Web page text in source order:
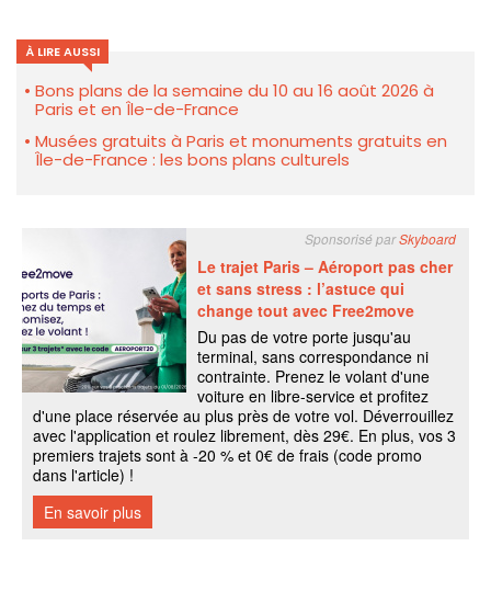
À LIRE AUSSI
Bons plans de la semaine du 10 au 16 août 2026 à
Paris et en Île-de-France
Musées gratuits à Paris et monuments gratuits en
Île-de-France : les bons plans culturels